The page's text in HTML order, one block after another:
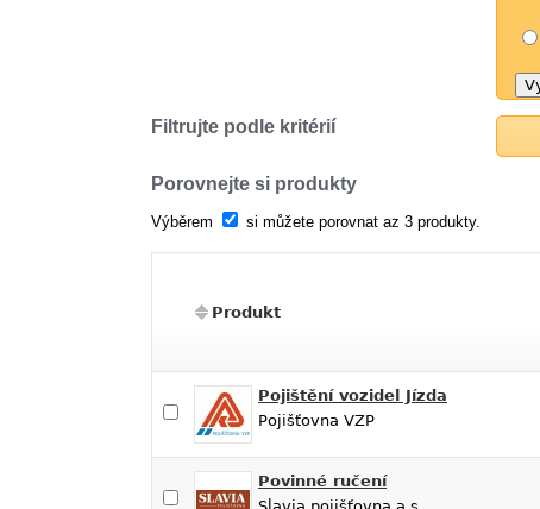
Filtrujte podle kritérií
Porovnejte si produkty
Výběrem si můžete porovnat az 3 produkty.
Produkt
Pojištění vozidel Jízda
Pojišťovna VZP
Povinné ručení
Slavia pojišťovna a.s.